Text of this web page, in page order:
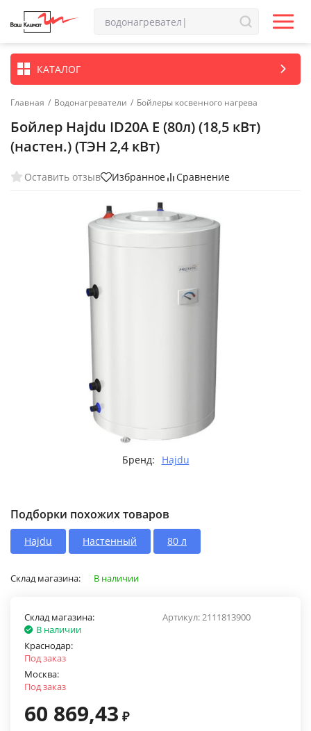
КАТАЛОГ
Главная / Водонагреватели / Бойлеры косвенного нагрева
Бойлер Hajdu ID20A E (80л) (18,5 кВт)
(настен.) (ТЭН 2,4 кВт)
Оставить отзыв Избранное Сравнение
Бренд: Hajdu
Подборки похожих товаров
Hajdu Настенный 80 л
Склад магазина: В наличии
Артикул:2111813900
Склад магазина:
В наличии
Краснодар:
Под заказ
Москва:
Под заказ
60 869,43 ₽